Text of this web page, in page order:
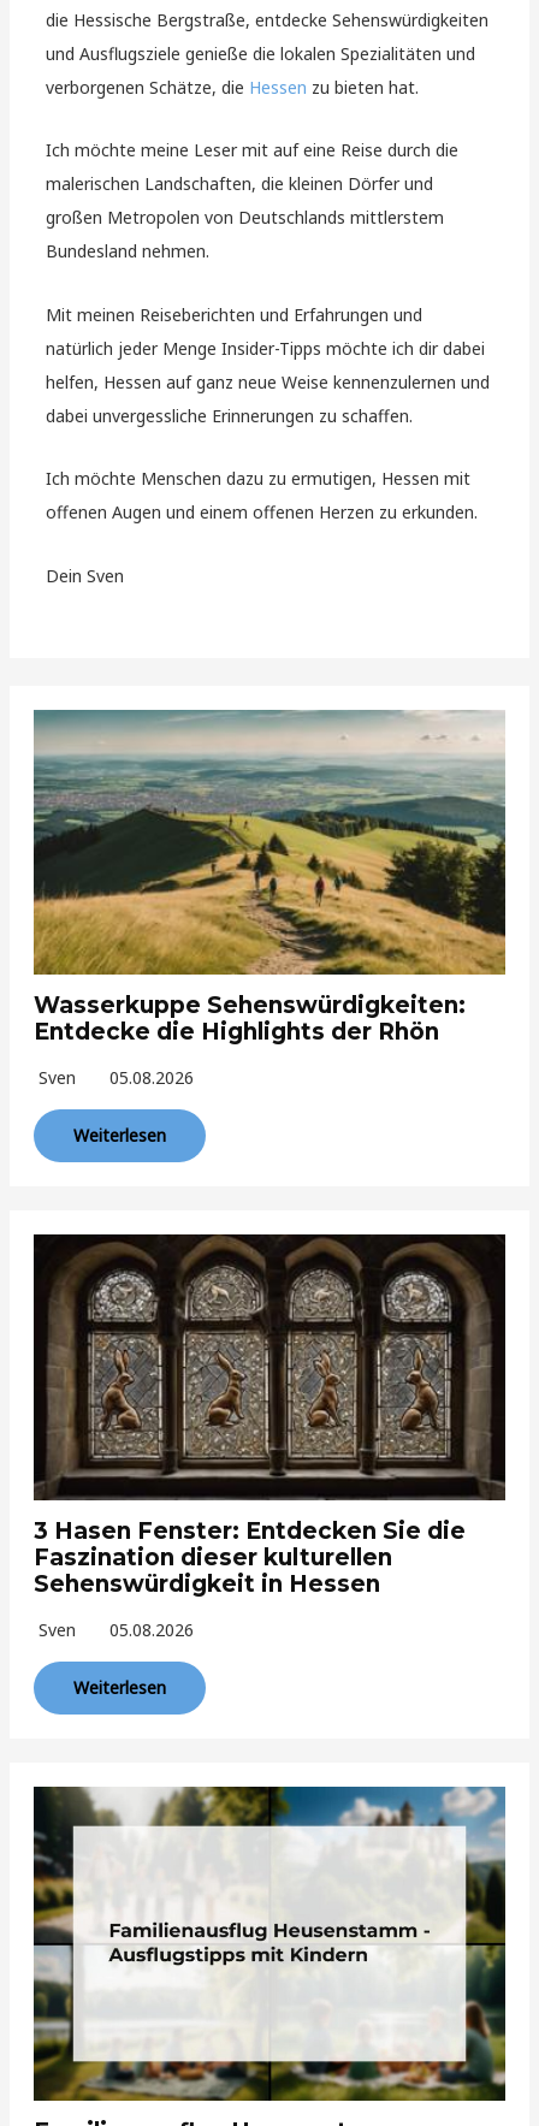
die Hessische Bergstraße, entdecke Sehenswürdigkeiten
und Ausflugsziele genieße die lokalen Spezialitäten und
verborgenen Schätze, die Hessen zu bieten hat.
Ich möchte meine Leser mit auf eine Reise durch die
malerischen Landschaften, die kleinen Dörfer und
großen Metropolen von Deutschlands mittlerstem
Bundesland nehmen.
Mit meinen Reiseberichten und Erfahrungen und
natürlich jeder Menge Insider-Tipps möchte ich dir dabei
helfen, Hessen auf ganz neue Weise kennenzulernen und
dabei unvergessliche Erinnerungen zu schaffen.
Ich möchte Menschen dazu zu ermutigen, Hessen mit
offenen Augen und einem offenen Herzen zu erkunden.
Dein Sven
Wasserkuppe Sehenswürdigkeiten:
Entdecke die Highlights der Rhön
Sven 05.08.2026
Weiterlesen
3 Hasen Fenster: Entdecken Sie die
Faszination dieser kulturellen
Sehenswürdigkeit in Hessen
Sven 05.08.2026
Weiterlesen